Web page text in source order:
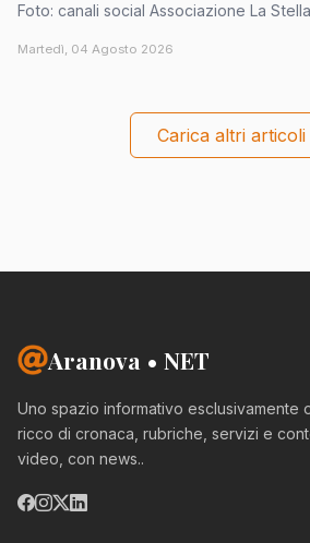
Foto: canali social Associazione La
Martedì, 04 Agosto 2026
Carica altri articoli
Aranova • NET
Uno spazio informativo esclusivamente
ricco di cronaca, rubriche, servizi e
video, con news..